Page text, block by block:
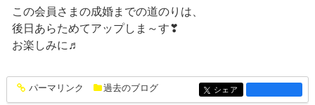
この会員さまの成婚までの道のりは、
後日あらためてアップしま～す❣
お楽しみに♬
entry1302
パーマリンク 過去のブログ entry1302
シェア